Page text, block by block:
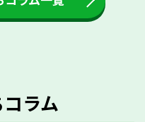
い。神奈川県のソコカ
価買取が可能です。
ラム